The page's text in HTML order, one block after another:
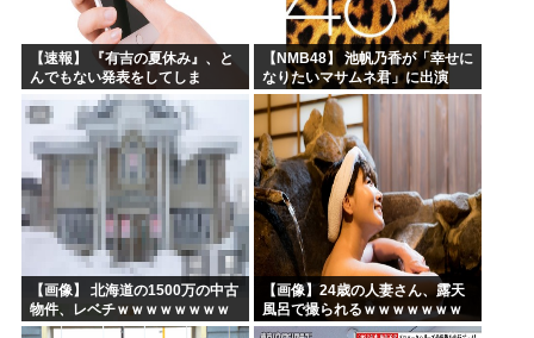
【速報】 『有吉の夏休み』、と
んでもない発表をしてしま
う！！！！！
【NMB48】 池帆乃香が「幸せに
なりたいマサムネ君」に出演
【画像】 北海道の1500万の中古
物件、レベチｗｗｗｗｗｗｗｗ
ｗｗｗｗｗｗｗｗｗｗｗｗ
【画像】24歳の人妻さん、露天
風呂で撮られるｗｗｗｗｗｗｗ
ｗｗｗｗｗｗｗｗｗｗ